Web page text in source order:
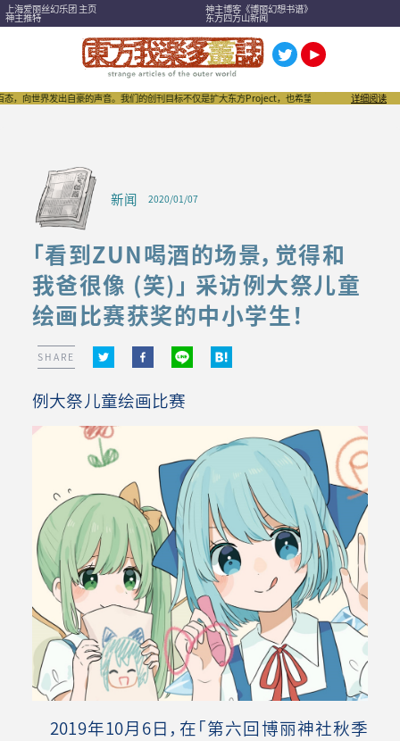
上海爱丽丝幻乐团 主页 神主博客《博丽幻想书谱》
神主推特 东方四方山新闻
自豪的声音。我们的创刊目标不仅是扩大东方Project，也希望成为刺激“同人文化”进一步发扬
详细阅读
新闻 2020/01/07
「看到ZUN喝酒的场景，觉得和
我爸很像 (笑)」 采访例大祭儿童
绘画比赛获奖的中小学生！
SHARE
例大祭儿童绘画比赛
2019年10月6日，在「第六回博丽神社秋季